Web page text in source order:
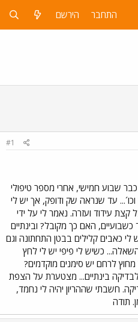
התחבר הירשם
#1
כבר שבוע חמישי, אחרי מספר טיפולי
עד שנראה שק ודופק, אך יש לי
עידוד ועזרה. נאמר לי על ידי
האם כך מקובל? ובינתיים
לי כאבים קלילים בבטן התחתונה וגם
כשיש לי פיפי יש לי לחץ
לרחם יש סימנים מוקדמים?
בינתיים... מצטערת על הצפת
חשבתי שההריון יהיה לי נחמד,
תודה